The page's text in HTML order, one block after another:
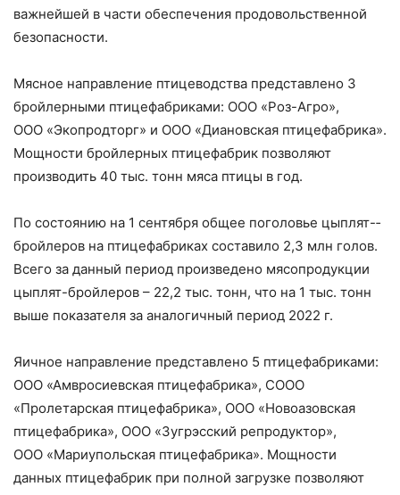
важнейшей в части обеспечения продовольственной
безопасности.
Мясное направление птицеводства представлено 3
бройлерными птицефабриками: ООО «Роз-­Агро»,
ООО «Экопродторг» и ООО «Диановская птицефабрика».
Мощности бройлерных птицефабрик позволяют
производить 40 тыс. тонн мяса птицы в год.
По состоянию на 1 сентября общее поголовье цыплят-­
бройлеров на птицефабриках составило 2,3 млн голов.
Всего за данный период произведено мясопродукции
цыплят-­бройлеров – ​22,2 тыс. тонн, что на 1 тыс. тонн
выше показателя за аналогичный период 2022 г.
Яичное направление представлено 5 птицефабриками:
ООО «Амвросиевская птицефабрика», СООО
«Пролетарская птицефабрика», ООО «Новоазовская
птицефабрика», ООО «Зугрэсский репродуктор»,
ООО «Мариупольская птицефабрика». Мощности
данных птицефабрик при полной загрузке позволяют